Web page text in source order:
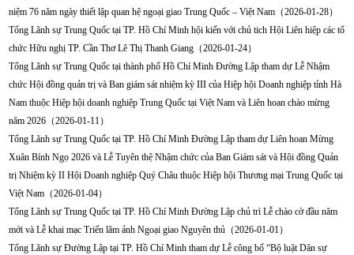
niệm 76 năm ngày thiết lập quan hệ ngoại giao Trung Quốc – Việt Nam（2026-01-28）
Tổng Lãnh sự Trung Quốc tại TP. Hồ Chí Minh hội kiến với chủ tich Hội Liên hiệp các tổ
chức Hữu nghị TP. Cần Thơ Lê Thị Thanh Giang（2026-01-24）
Tổng Lãnh sự Trung Quốc tại thành phố Hồ Chí Minh Đường Lập tham dự Lễ Nhậm
chức Hội đồng quản trị và Ban giám sát nhiệm kỳ III của Hiệp hội Doanh nghiệp tỉnh Hà
Nam thuộc Hiệp hội doanh nghiệp Trung Quốc tại Việt Nam và Liên hoan chào mừng
năm 2026（2026-01-11）
Tổng Lãnh sự Trung Quốc tại TP. Hồ Chí Minh Đường Lập tham dự Liên hoan Mừng
Xuân Bính Ngọ 2026 và Lễ Tuyên thệ Nhậm chức của Ban Giám sát và Hội đồng Quản
trị Nhiệm kỳ II Hội Doanh nghiệp Quý Châu thuộc Hiệp hội Thương mại Trung Quốc tại
Việt Nam（2026-01-04）
Tổng Lãnh sự Trung Quốc tại TP. Hồ Chí Minh Đường Lập chủ trì Lễ chào cờ đầu năm
mới và Lễ khai mạc Triển lãm ảnh Ngoại giao Nguyên thủ（2026-01-01）
Tổng Lãnh sự Đường Lập tại TP. Hồ Chí Minh tham dự Lễ công bố “Bộ luật Dân sự